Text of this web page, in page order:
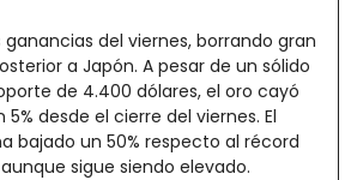
ganancias del viernes, borrando gran
a Japón. A pesar de un sólido
de 4.400 dólares, el oro cayó
desde el cierre del viernes. El
bajado un 50% respecto al récord
sigue siendo elevado.